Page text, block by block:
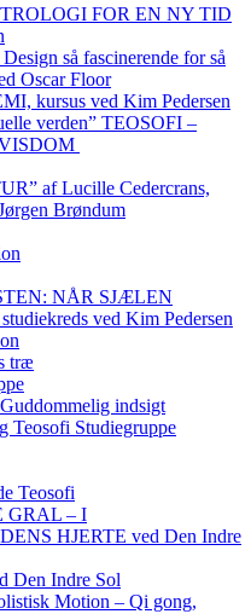
FOR EN NY TID
så fascinerende for så
Oscar Floor
kursus ved Kim Pedersen
verden” TEOSOFI –
af Lucille Cedercrans,
Brøndum
NÅR SJÆLEN
ved Kim Pedersen
træ
indsigt
Teosofi Studiegruppe
Teosofi
GRAL – I
HJERTE ved Den Indre
Den Indre Sol
Motion – Qi gong,